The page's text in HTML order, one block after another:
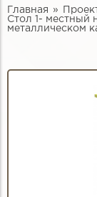
Главная
Стол 1- местный
металлическом